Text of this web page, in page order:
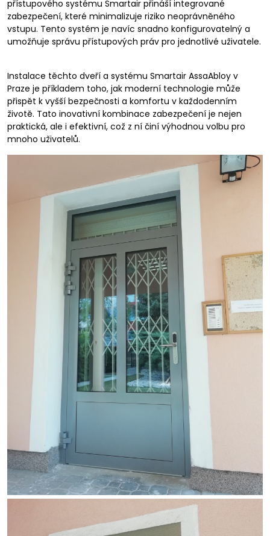
přístupového systému Smartair přináší integrované
zabezpečení, které minimalizuje riziko neoprávněného
vstupu. Tento systém je navíc snadno konfigurovatelný a
umožňuje správu přístupových práv pro jednotlivé uživatele.
Instalace těchto dveří a systému Smartair AssaAbloy v
Praze je příkladem toho, jak moderní technologie může
přispět k vyšší bezpečnosti a komfortu v každodenním
životě. Tato inovativní kombinace zabezpečení je nejen
praktická, ale i efektivní, což z ní činí výhodnou volbu pro
mnoho uživatelů.